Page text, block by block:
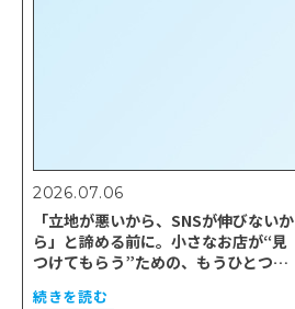
2026.07.06
「立地が悪いから、SNSが伸びないか
ら」と諦める前に。小さなお店が“見
つけてもらう”ための、もうひとつの
続きを読む